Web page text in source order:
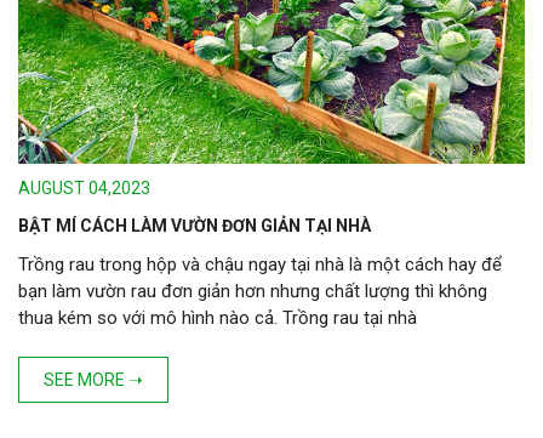
AUGUST 04,2023
BẬT MÍ CÁCH LÀM VƯỜN ĐƠN GIẢN TẠI NHÀ
Trồng rau trong hộp và chậu ngay tại nhà là một cách hay để
bạn làm vườn rau đơn giản hơn nhưng chất lượng thì không
thua kém so với mô hình nào cả. Trồng rau tại nhà
SEE MORE ➝